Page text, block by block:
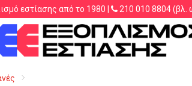
εστίασης από το 1980 | 210 010 8804(βλ.